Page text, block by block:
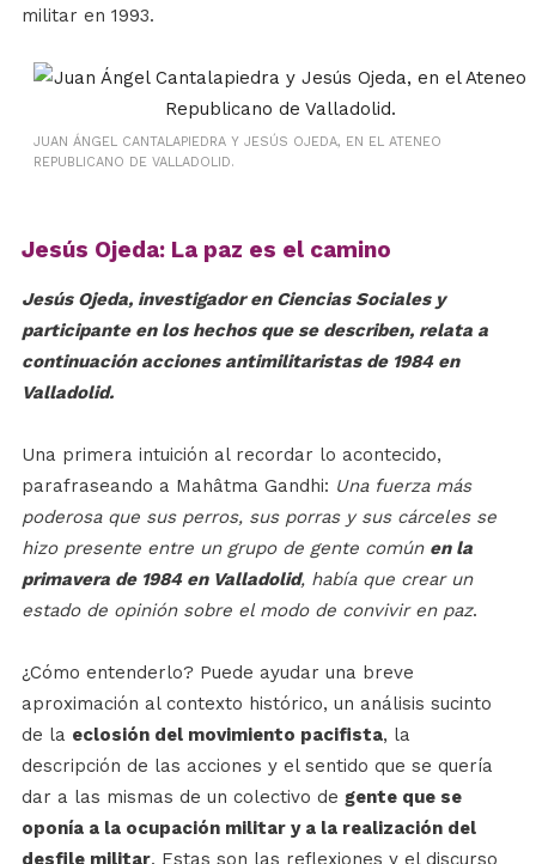
militar en 1993.
JUAN ÁNGEL CANTALAPIEDRA Y JESÚS OJEDA, EN EL ATENEO
REPUBLICANO DE VALLADOLID.
Jesús Ojeda: La paz es el camino
Jesús Ojeda, investigador en Ciencias Sociales y
participante en los hechos que se describen, relata a
continuación acciones antimilitaristas de 1984 en
Valladolid.
Una primera intuición al recordar lo acontecido,
parafraseando a Mahâtma Gandhi: Una fuerza más
poderosa que sus perros, sus porras y sus cárceles se
hizo presente entre un grupo de gente común en la
primavera de 1984 en Valladolid, había que crear un
estado de opinión sobre el modo de convivir en paz.
¿Cómo entenderlo? Puede ayudar una breve
aproximación al contexto histórico, un análisis sucinto
de la eclosión del movimiento pacifista, la
descripción de las acciones y el sentido que se quería
dar a las mismas de un colectivo de gente que se
oponía a la ocupación militar y a la realización del
desfile militar. Estas son las reflexiones y el discurso